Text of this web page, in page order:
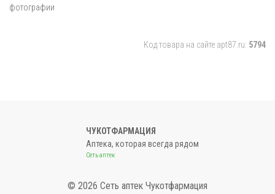
фотографии
Код товара на сайте apt87.ru: 5794
ЧУКОТФАРМАЦИЯ
Аптека, которая всегда рядом
Сеть аптек
© 2026 Сеть аптек Чукотфармация